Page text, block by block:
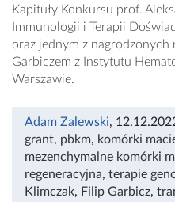
Kapituły Konkursu prof.
Immunologii i Terapii
oraz jednym z
Garbiczem z Instytutu
Warszawie.
Adam Zalewski,
grant, pbkm, komórki
mezenchymalne komórki
regeneracyjna, terapie
Klimczak, Filip Garbicz,